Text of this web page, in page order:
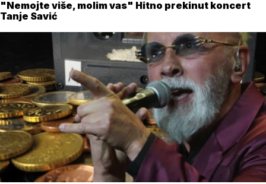
"Nemojte više, molim vas" Hitno prekinut koncert
Tanje Savić